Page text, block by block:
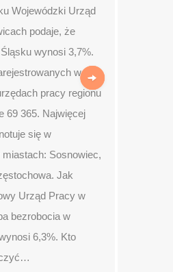
Wojewódzki Urząd
podaje, że
wynosi 3,7%.
w
pracy regionu
69 365. Najwięcej
się w
Sosnowiec,
Jak
Urząd Pracy w
bezrobocia w
6,3%. Kto